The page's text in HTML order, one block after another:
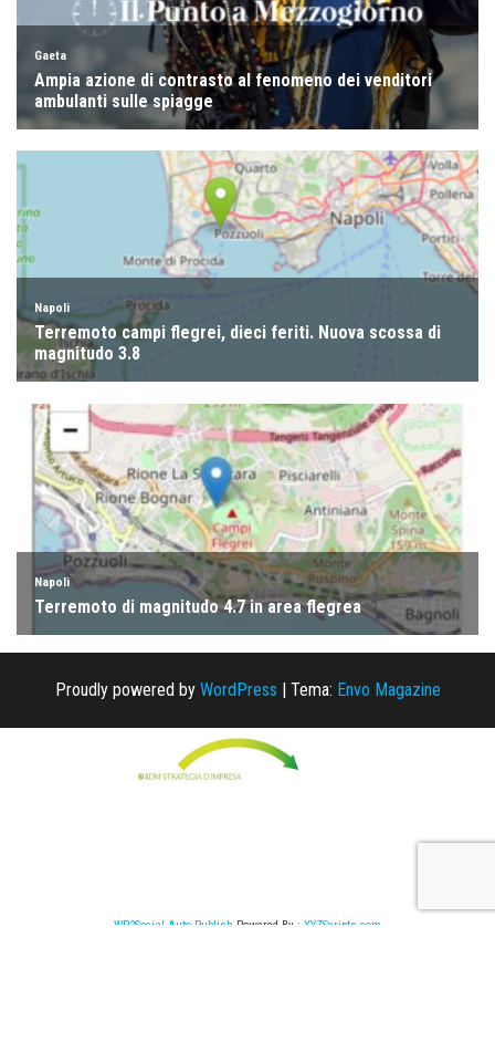
Proudly powered by WordPress | Tema: Envo Magazine
WP2Social Auto Publish Powered By : XYZScripts.com